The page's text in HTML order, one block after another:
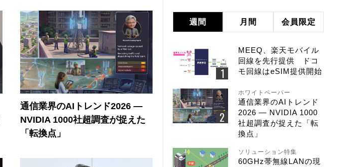
通信業界のAIトレンド2026 ―
NVIDIA 1000社超調査が捉えた
「転換点」
週間 月間 会員限定
MEEQ、楽天モバイル
回線を先行提供 ドコ
モ回線はeSIM提供開始
ホワイトペーパー
通信業界のAIトレンド
2026 ― NVIDIA 1000
社超調査が捉えた「転
換点」
ソリューション特集
60GHz帯無線LANの現